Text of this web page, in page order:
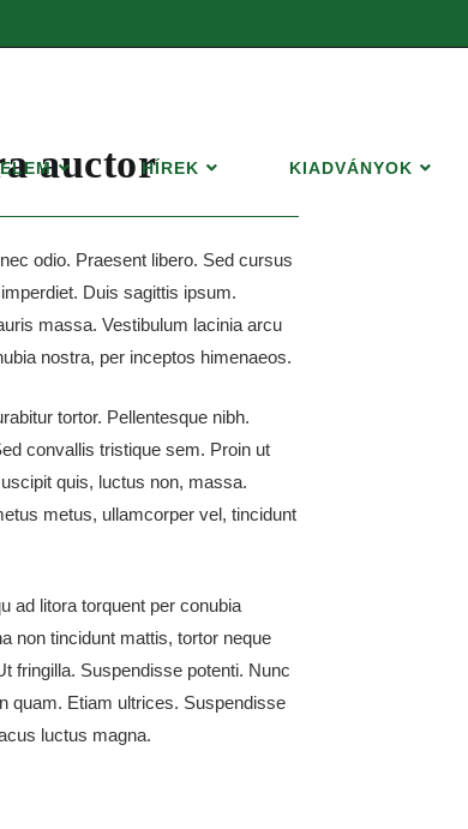
HÍREK KIADVÁNYOK
auctor
odio. Praesent libero. Sed cursus
Duis sagittis ipsum.
massa. Vestibulum lacinia arcu
nostra, per inceptos himenaeos.
tortor. Pellentesque nibh.
convallis tristique sem. Proin ut
quis, luctus non, massa.
metus, ullamcorper vel, tincidunt
ad litora torquent per conubia
non tincidunt mattis, tortor neque
fringilla. Suspendisse potenti. Nunc
quam. Etiam ultrices. Suspendisse
luctus magna.